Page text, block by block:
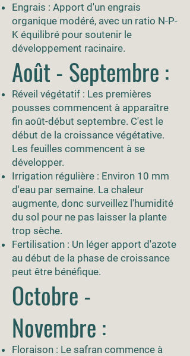
Engrais : Apport d'un engrais
organique modéré, avec un ratio N-P-
K équilibré pour soutenir le
développement racinaire.
Août - Septembre :
Réveil végétatif : Les premières
pousses commencent à apparaître
fin août-début septembre. C'est le
début de la croissance végétative.
Les feuilles commencent à se
développer.
Irrigation régulière : Environ 10 mm
d'eau par semaine. La chaleur
augmente, donc surveillez l'humidité
du sol pour ne pas laisser la plante
trop sèche.
Fertilisation : Un léger apport d'azote
au début de la phase de croissance
peut être bénéfique.
Octobre -
Novembre :
Floraison : Le safran commence à